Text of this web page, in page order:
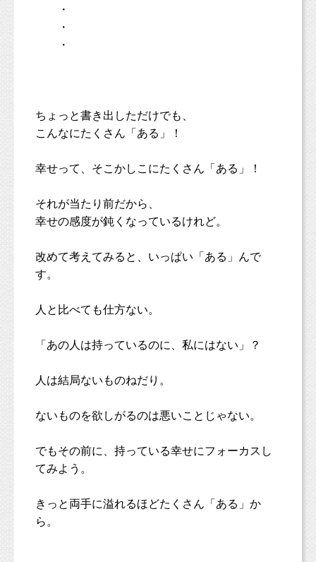
・
・
・
ちょっと書き出しただけでも、
こんなにたくさん「ある」！
幸せって、そこかしこにたくさん「ある」！
それが当たり前だから、
幸せの感度が鈍くなっているけれど。
改めて考えてみると、いっぱい「ある」んで
す。
人と比べても仕方ない。
「あの人は持っているのに、私にはない」？
人は結局ないものねだり。
ないものを欲しがるのは悪いことじゃない。
でもその前に、持っている幸せにフォーカスし
てみよう。
きっと両手に溢れるほどたくさん「ある」か
ら。